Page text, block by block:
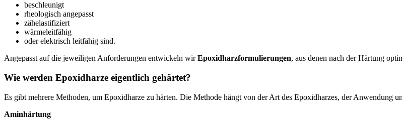
beschleunigt
rheologisch angepasst
zähelastifiziert
wärmeleitfähig
oder elektrisch leitfähig sind.
Angepasst auf die jeweiligen Anforderungen entwickeln wirEpoxidharzformulierungen, aus denen nach der Härtung
Wie werden Epoxidharze eigentlich gehärtet?
Es gibt mehrere Methoden, um Epoxidharze zu härten. Die Methode hängt von der Art des Epoxidharzes, der Anwendung
Aminhärtung